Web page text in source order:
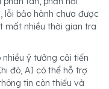
lỗi bảo hành chưa được
mất nhiều thời gian tra
ý tưởng cải tiến
đó, AI có thể hỗ trợ
tin còn thiếu và